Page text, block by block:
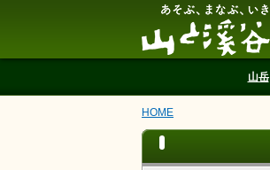
山岳
HOME